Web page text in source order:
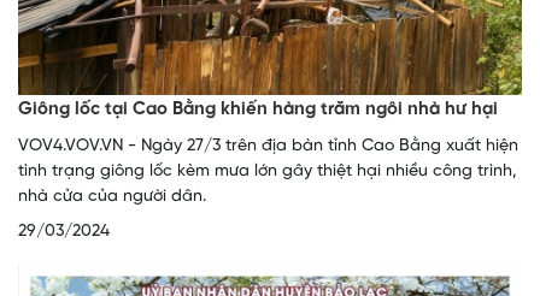
Giông lốc tại Cao Bằng khiến hàng trăm ngôi nhà hư hại
VOV4.VOV.VN - Ngày 27/3 trên địa bàn tỉnh Cao Bằng xuất hiện
tình trạng giông lốc kèm mưa lớn gây thiệt hại nhiều công trình,
nhà cửa của người dân.
29/03/2024